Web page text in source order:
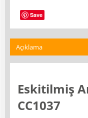
Save
Açıklama
Eskitilmiş
CC1037